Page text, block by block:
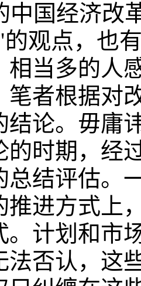
中国经济改
观点，也
相当多的人
笔者根据对
结论。毋庸
的时期，经
总结评估。
推进方式上
。计划和市
法否认，这